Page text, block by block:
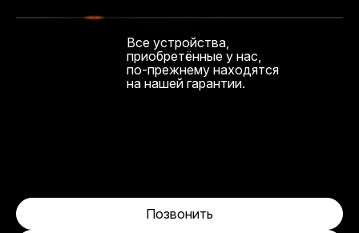
Все устройства,
приобретённые у нас,
по-прежнему находятся
на нашей гарантии.
Позвонить